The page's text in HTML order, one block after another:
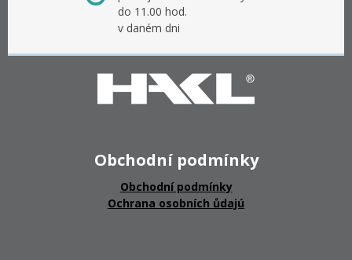
do 11.00 hod.
v daném dni
Obchodní podmínky
Obchodní podmínky
Ochrana osobních ůdajú